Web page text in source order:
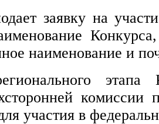
заявку на
наименование и
этапа
участия в